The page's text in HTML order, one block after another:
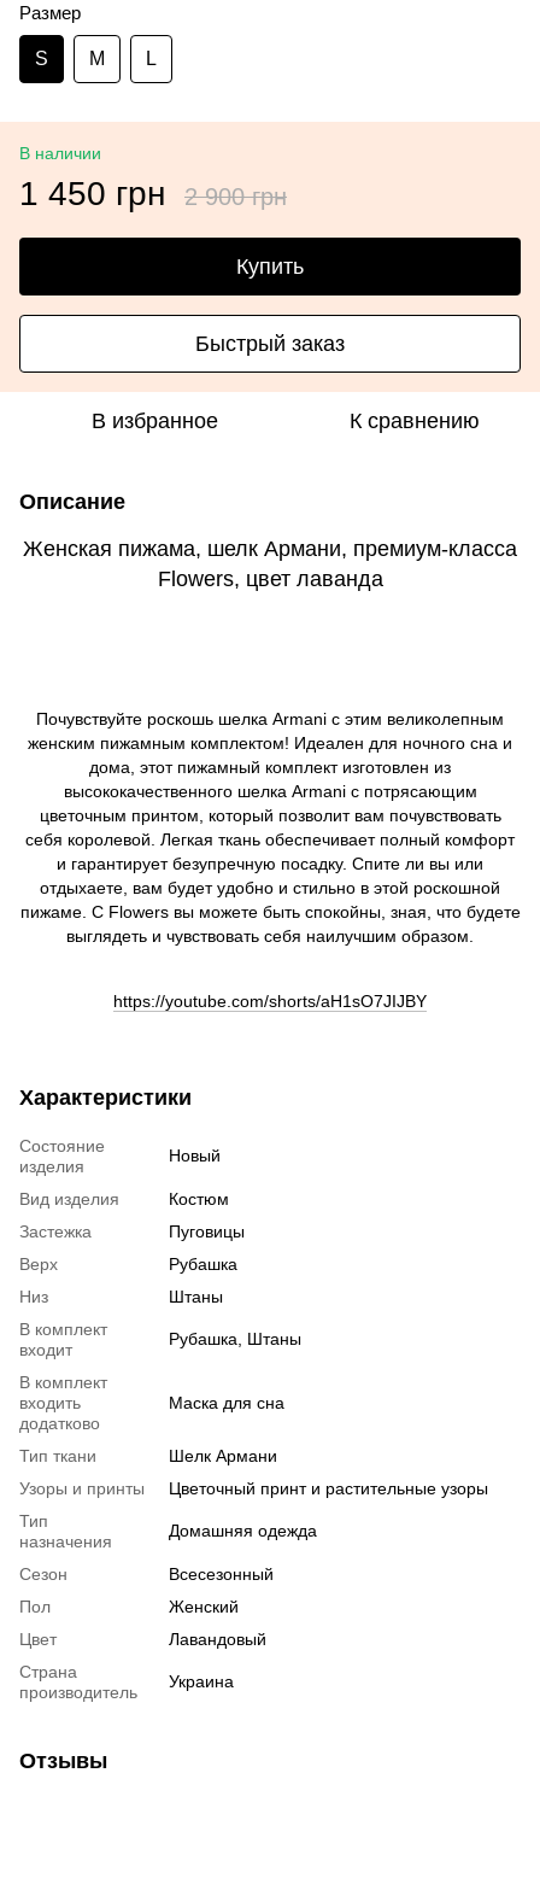
Размер
S M L
В наличии
1 450 грн 2 900 грн
Купить
Быстрый заказ
В избранное К сравнению
Описание
Женская пижама, шелк Армани, премиум-класса
Flowers, цвет лаванда
Почувствуйте роскошь шелка Armani с этим великолепным
женским пижамным комплектом! Идеален для ночного сна и
дома, этот пижамный комплект изготовлен из
высококачественного шелка Armani с потрясающим
цветочным принтом, который позволит вам почувствовать
себя королевой. Легкая ткань обеспечивает полный комфорт
и гарантирует безупречную посадку. Спите ли вы или
отдыхаете, вам будет удобно и стильно в этой роскошной
пижаме. С Flowers вы можете быть спокойны, зная, что будете
выглядеть и чувствовать себя наилучшим образом.
https://youtube.com/shorts/aH1sO7JIJBY
Характеристики
Состояние
изделия
Новый
Вид изделия
Костюм
Застежка
Пуговицы
Верх
Рубашка
Низ
Штаны
В комплект
входит
Рубашка, Штаны
В комплект
входить
додатково
Маска для сна
Тип ткани
Шелк Армани
Узоры и принты
Цветочный принт и растительные узоры
Тип
назначения
Домашняя одежда
Сезон
Всесезонный
Пол
Женский
Цвет
Лавандовый
Страна
производитель
Украина
Отзывы